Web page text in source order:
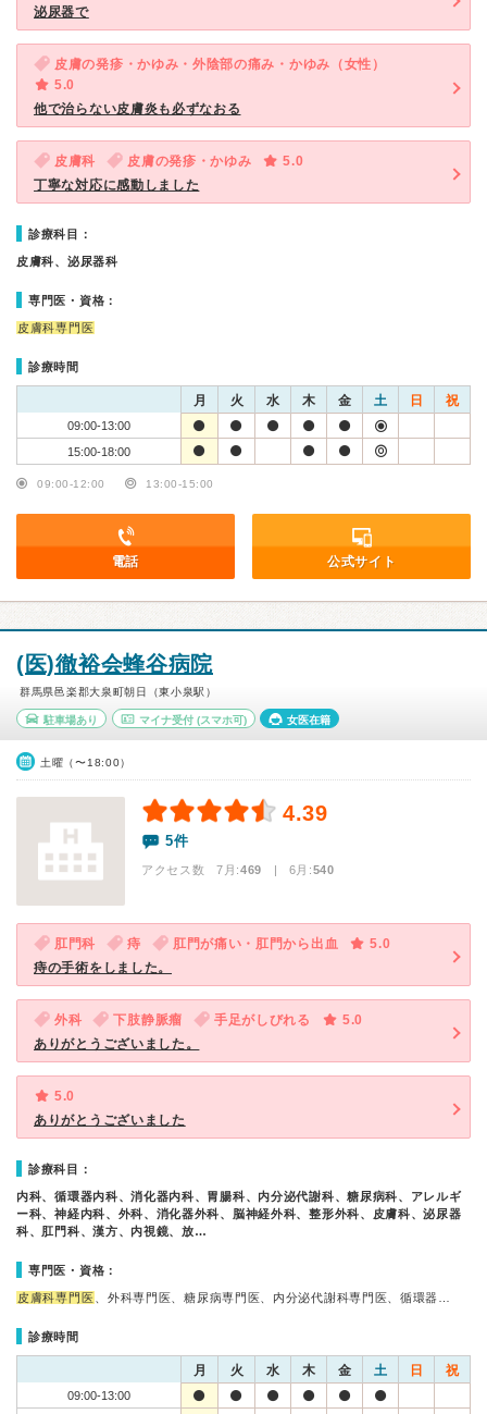
泌尿器で
皮膚の発疹・かゆみ・外陰部の痛み・かゆみ（女性）
5.0
他で治らない皮膚炎も必ずなおる
皮膚科 皮膚の発疹・かゆみ
5.0
丁寧な対応に感動しました
診療科目：
皮膚科、泌尿器科
専門医・資格：
皮膚科専門医
診療時間
月 火 水 木 金 土 日 祝
09:00-13:00
15:00-18:00
09:00-12:00 13:00-15:00
電話 公式サイト
(医)徹裕会蜂谷病院
群馬県邑楽郡大泉町朝日（東小泉駅）
駐車場あり マイナ受付(スマホ可) 女医在籍
土曜（〜18:00）
4.39
5件
アクセス数 7月:469 | 6月:540
肛門科 痔 肛門が痛い・肛門から出血
5.0
痔の手術をしました。
外科 下肢静脈瘤 手足がしびれる
5.0
ありがとうございました。
5.0
ありがとうございました
診療科目：
内科、循環器内科、消化器内科、胃腸科、内分泌代謝科、糖尿病科、アレルギ
ー科、神経内科、外科、消化器外科、脳神経外科、整形外科、皮膚科、泌尿器
科、肛門科、漢方、内視鏡、放…
専門医・資格：
皮膚科専門医 、外科専門医、糖尿病専門医、内分泌代謝科専門医、循環器…
診療時間
月 火 水 木 金 土 日 祝
09:00-13:00